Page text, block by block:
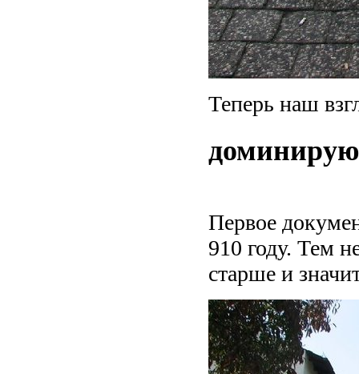
Теперь наш
Первое
910 году. Тем
старше и